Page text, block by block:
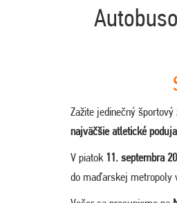
Zažite jedinečný športový
najväčšie atletické
V piatok 11. septembra
do maďarskej metropoly